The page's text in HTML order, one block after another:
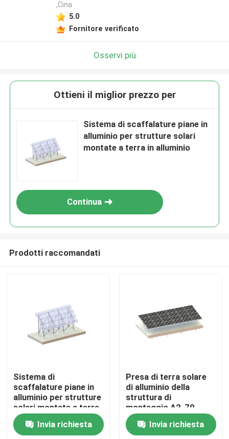
Casa
Prodotti
Video
,Cina
5.0
Fornitore verificato
Osservi più
Ottieni il miglior prezzo per
Sistema di scaffalature piane in
alluminio per strutture solari
montate a terra in alluminio
Continua
Prodotti raccomandati
Sistema di
scaffalature piane in
alluminio per strutture
solari montate a terra
in alluminio
Invia richiesta
Presa di terra solare
di alluminio della
struttura di
montaggio A2-70
88m/S
Invia richiesta